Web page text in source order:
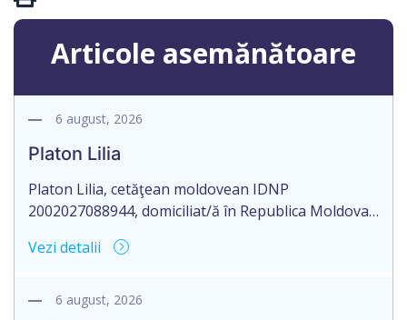
Articole asemănătoare
6 august, 2026
Platon Lilia
Platon Lilia, cetăţean moldovean IDNP
2002027088944, domiciliat/ă în Republica Moldova,
ap. 1, identificat/ă prin buletinul de identitate
Servicii Publice, anunţă pierderea Testamentului
Vezi detalii
6 august, 2026